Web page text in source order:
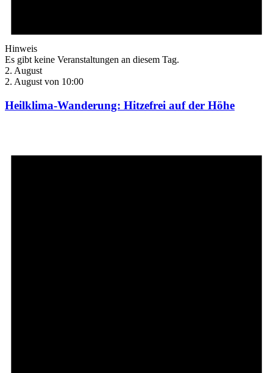
Hinweis
Es gibt keine Veranstaltungen an diesem Tag.
2. August
2. August von 10:00
Heilklima-Wanderung: Hitzefrei auf der Höhe